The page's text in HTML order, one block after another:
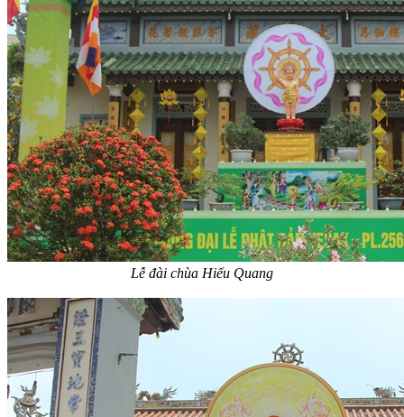
Lễ đài chùa Hiếu Quang